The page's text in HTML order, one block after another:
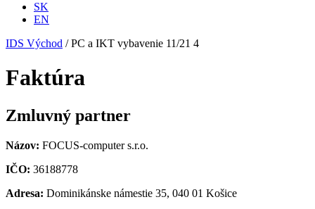
SK
EN
IDS Východ /PC a IKT vybavenie 11/21 4
Faktúra
Zmluvný partner
Názov: FOCUS-computer s.r.o.
IČO: 36188778
Adresa: Dominikánske námestie 35, 040 01 Košice